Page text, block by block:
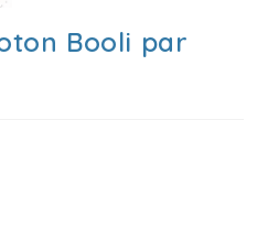
Booli par